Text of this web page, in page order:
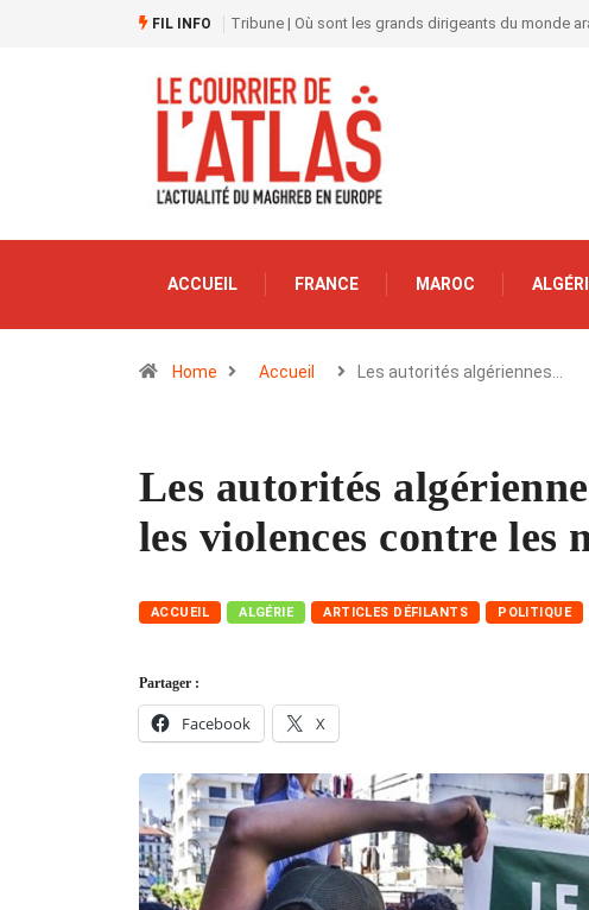
FIL INFO Tribune | Où sont les grands dirigeants du monde
ACCUEIL FRANCE MAROC
Home Accueil Les autorités algériennes…
Les autorités
les violences contre
ACCUEIL ALGÉRIE ARTICLES DÉFILANTS POLITIQUE
Partager :
Facebook X